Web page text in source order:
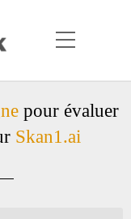
pour évaluer
Skan1.ai